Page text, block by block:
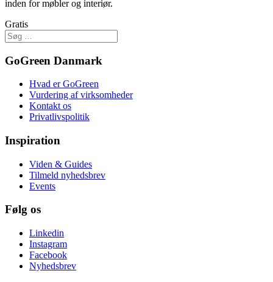
inden for møbler og interiør.
Gratis
GoGreen Danmark
Hvad er GoGreen
Vurdering af virksomheder
Kontakt os
Privatlivspolitik
Inspiration
Viden & Guides
Tilmeld nyhedsbrev
Events
Følg os
Linkedin
Instagram
Facebook
Nyhedsbrev